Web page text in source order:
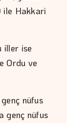
ile Hakkari
iller ise
Ordu ve
nüfus
genç nüfus